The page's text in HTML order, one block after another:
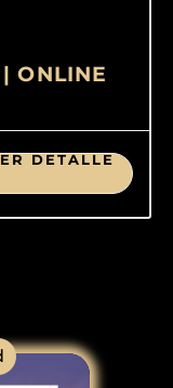
ONLINE
DETALLE